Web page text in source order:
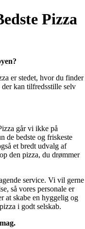
Pizza
er stedet, hvor du finder
der kan tilfredsstille selv
går vi ikke på
de bedste og friskeste
et bredt udvalg af
den pizza, du drømmer
service. Vi vil gerne
så vores personale er
at skabe en hyggelig og
i godt selskab.